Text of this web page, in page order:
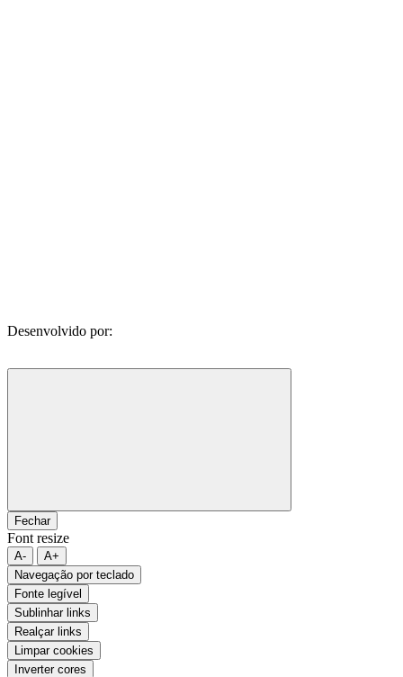
Desenvolvido por:
Fechar
Font resize
A-
A+
Navegação por teclado
Fonte legível
Sublinhar links
Realçar links
Limpar cookies
Inverter cores